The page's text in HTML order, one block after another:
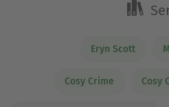
Eryn Scott
Cosy Crime Cosy